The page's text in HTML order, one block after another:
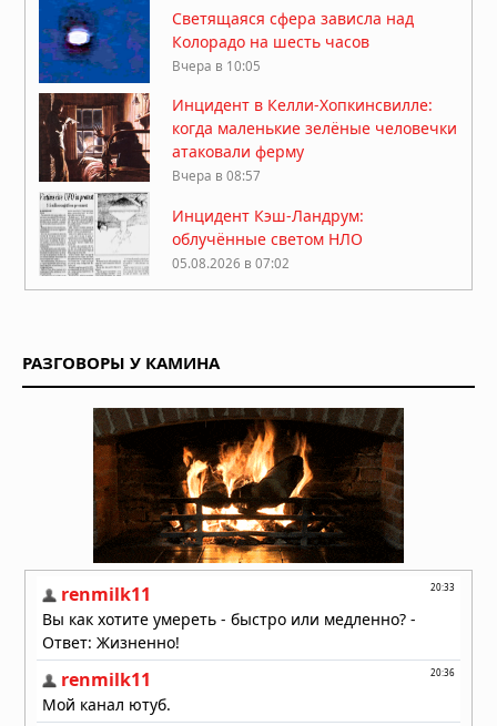
Светящаяся сфера зависла над
Колорадо на шесть часов
Вчера в 10:05
Инцидент в Келли-Хопкинсвилле:
когда маленькие зелёные человечки
атаковали ферму
Вчера в 08:57
Инцидент Кэш-Ландрум:
облучённые светом НЛО
05.08.2026 в 07:02
05.08.2026 в 06:39
«летающей тарелке» на подходе к
аэропорту
03.08.2026 в 15:34
Многомерная реальность: что
предложил Нил Деграсс Тайсон для
объяснения неопознанных явлений
02.08.2026 в 13:42
загадочная беременность
бразильской учительницы
прилетают, а потому что никогда не
РАЗГОВОРЫ У КАМИНА